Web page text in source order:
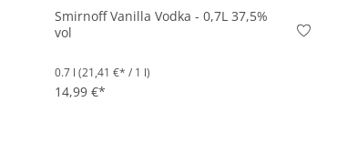
Smirnoff Vanilla Vodka - 0,7L 37,5%
vol
0.7 l (21,41 €* / 1 l)
14,99 €*